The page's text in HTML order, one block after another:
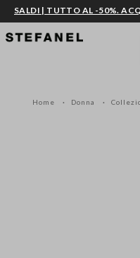
VAI AL CONTENUTO PRINCIPALE
SALDI | TUTTO AL -50%.
Home Donna